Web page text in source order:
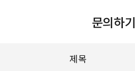
문의하기
제목